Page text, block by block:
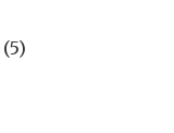
(5)